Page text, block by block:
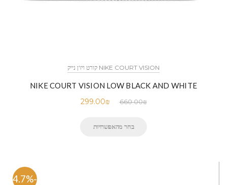
NIKE COURT VISION קורט ויז'ן נייק
NIKE COURT VISION LOW BLACK AND WHITE
660.00₪
299.00₪
בחר מהאפשרויות
-54.7%